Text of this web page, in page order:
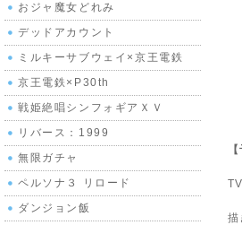
描
おジャ魔女どれみ
デッドアカウント
ミルキーサブウェイ×京王電鉄
京王電鉄×P30th
戦姫絶唱シンフォギアＸＶ
リバース：1999
無限ガチャ
ペルソナ３ リロード
ダンジョン飯